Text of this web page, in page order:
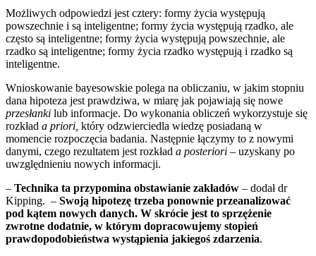
Możliwych odpowiedzi jest cztery: formy życia występują
powszechnie i są inteligentne; formy życia występują rzadko, ale
często są inteligentne; formy życia występują powszechnie, ale
rzadko są inteligentne; formy życia rzadko występują i rzadko są
inteligentne.
Wnioskowanie bayesowskie polega na obliczaniu, w jakim stopniu
dana hipoteza jest prawdziwa, w miarę jak pojawiają się nowe
przesłanki lub informacje. Do wykonania obliczeń wykorzystuje się
rozkład a priori, który odzwierciedla wiedzę posiadaną w
momencie rozpoczęcia badania. Następnie łączymy to z nowymi
danymi, czego rezultatem jest rozkład a posteriori – uzyskany po
uwzględnieniu nowych informacji.
– Technika ta przypomina obstawianie zakładów – dodał dr
Kipping. – Swoją hipotezę trzeba ponownie przeanalizować
pod kątem nowych danych. W skrócie jest to sprzężenie
zwrotne dodatnie, w którym dopracowujemy stopień
prawdopodobieństwa wystąpienia jakiegoś zdarzenia.